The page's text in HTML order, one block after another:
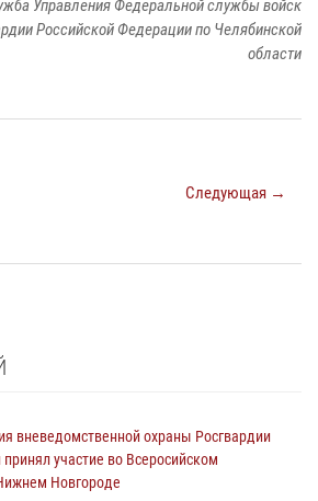
Управления Федеральной службы войск
Российской Федерации по Челябинской
области
Следующая →
вневедомственной охраны Росгвардии
участие во Всеросийском
Новгороде